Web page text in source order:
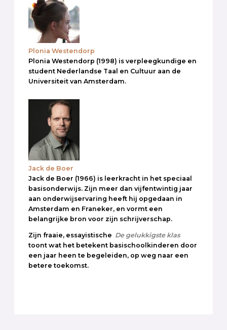
Plonia Westendorp
Plonia Westendorp (1998) is verpleegkundige en
student Nederlandse Taal en Cultuur aan de
Universiteit van Amsterdam.
Jack de Boer
Jack de Boer (1966) is leerkracht in het speciaal
basisonderwijs. Zijn meer dan vijfentwintig jaar
aan onderwijservaring heeft hij opgedaan in
Amsterdam en Franeker, en vormt een
belangrijke bron voor zijn schrijverschap.
Zijn fraaie, essayistische De gelukkigste klas
toont wat het betekent basischoolkinderen door
een jaar heen te begeleiden, op weg naar een
betere toekomst.